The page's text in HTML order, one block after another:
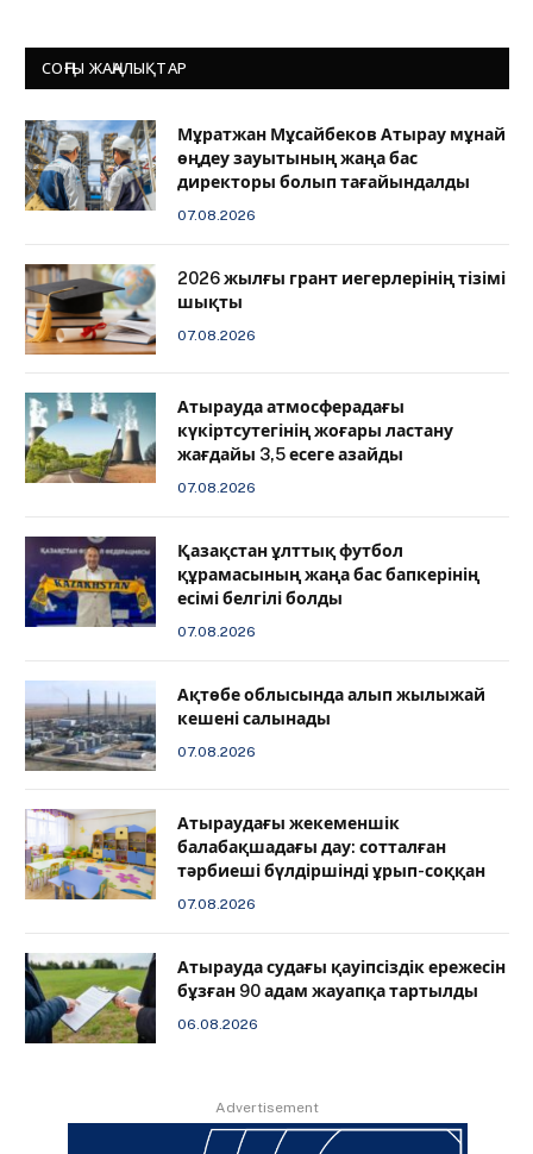
СОҢҒЫ ЖАҢАЛЫҚТАР
Мұратжан Мұсайбеков Атырау мұнай
өңдеу зауытының жаңа бас
директоры болып тағайындалды
07.08.2026
2026 жылғы грант иегерлерінің тізімі
шықты
07.08.2026
Атырауда атмосферадағы
күкіртсутегінің жоғары ластану
жағдайы 3,5 есеге азайды
07.08.2026
Қазақстан ұлттық футбол
құрамасының жаңа бас бапкерінің
есімі белгілі болды
07.08.2026
Ақтөбе облысында алып жылыжай
кешені салынады
07.08.2026
Атыраудағы жекеменшік
балабақшадағы дау: сотталған
тәрбиеші бүлдіршінді ұрып-соққан
07.08.2026
Атырауда судағы қауіпсіздік ережесін
бұзған 90 адам жауапқа тартылды
06.08.2026
Advertisement